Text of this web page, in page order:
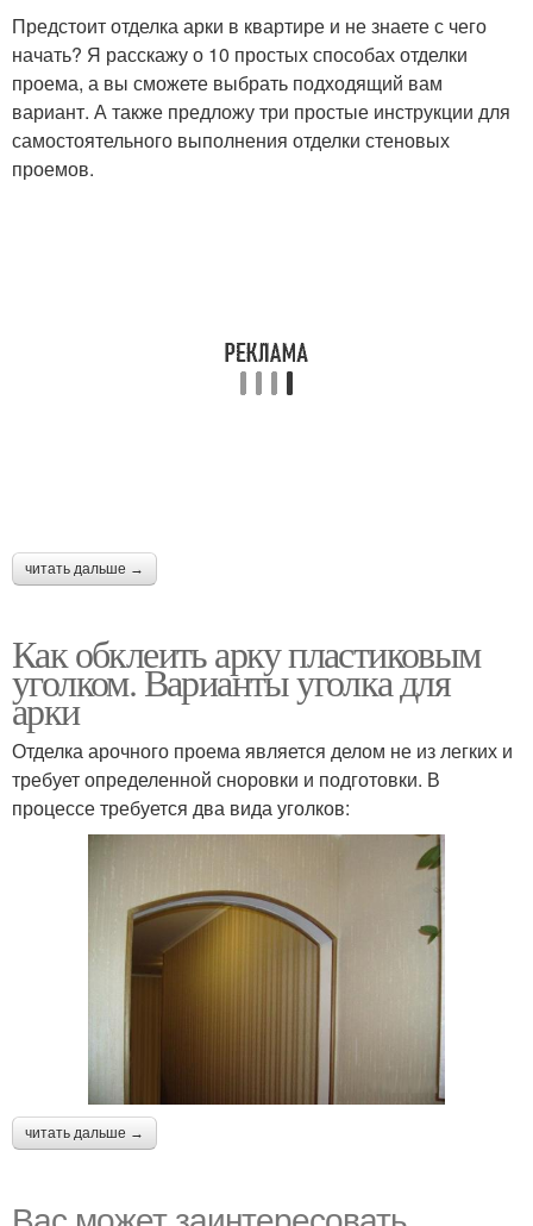
Предстоит отделка арки в квартире и не знаете с чего
начать? Я расскажу о 10 простых способах отделки
проема, а вы сможете выбрать подходящий вам
вариант. А также предложу три простые инструкции для
самостоятельного выполнения отделки стеновых
проемов.
читать дальше →
Как обклеить арку пластиковым
уголком. Варианты уголка для
арки
Отделка арочного проема является делом не из легких и
требует определенной сноровки и подготовки. В
процессе требуется два вида уголков:
читать дальше →